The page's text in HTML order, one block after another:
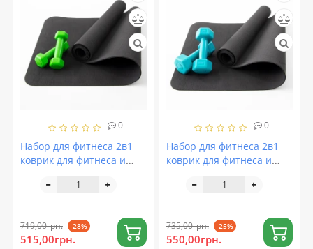
0
Набор для фитнеса 2в1
коврик для фитнеса и
гантели 2шт по 0.5 кг
719,00грн. -28%
515,00грн.
0
Набор для фитнеса 2в1
коврик для фитнеса и
гантели 2шт по 1 кг
735,00грн. -25%
550,00грн.